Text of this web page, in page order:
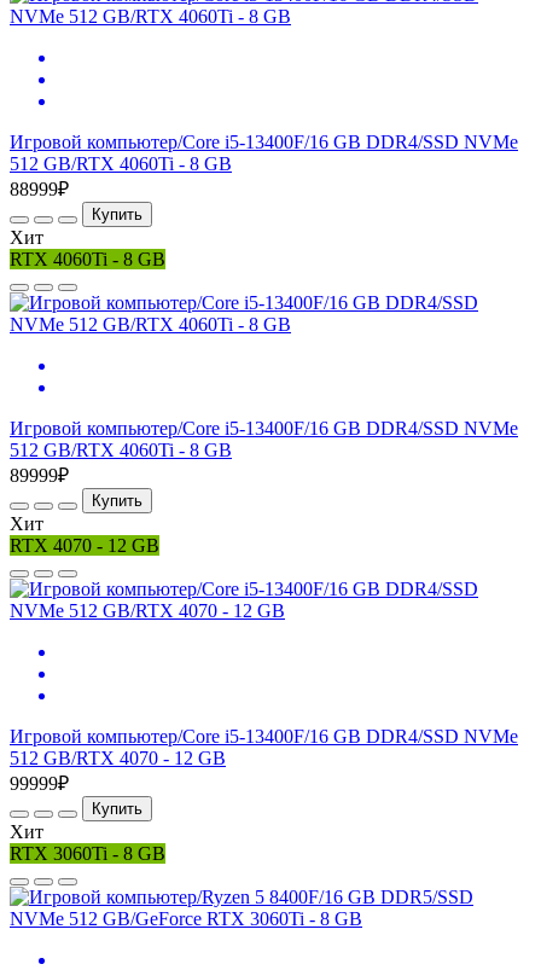
Игровой компьютер/Core i5-13400F/16 GB DDR4/SSD NVMe
512 GB/RTX 4060Ti - 8 GB
88999₽
Купить
Хит
RTX 4060Ti - 8 GB
Игровой компьютер/Core i5-13400F/16 GB DDR4/SSD NVMe
512 GB/RTX 4060Ti - 8 GB
89999₽
Купить
Хит
RTX 4070 - 12 GB
Игровой компьютер/Core i5-13400F/16 GB DDR4/SSD NVMe
512 GB/RTX 4070 - 12 GB
99999₽
Купить
Хит
RTX 3060Ti - 8 GB